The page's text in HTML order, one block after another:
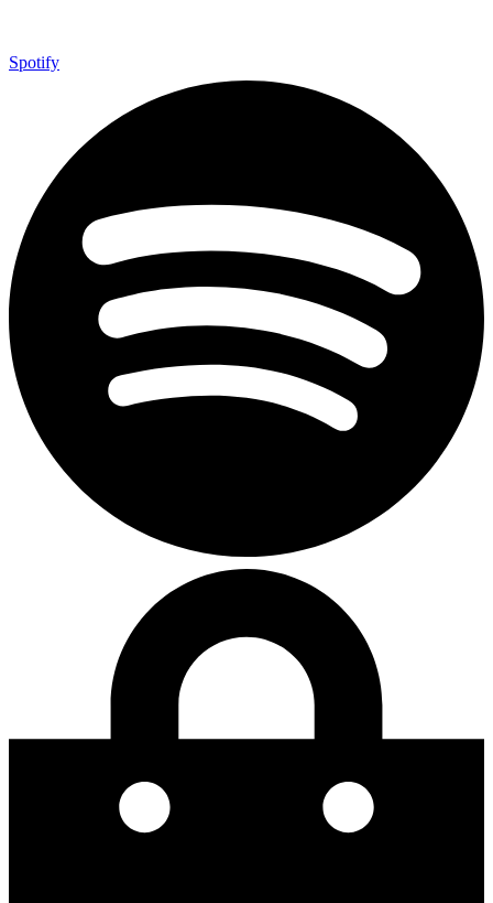
Spotify